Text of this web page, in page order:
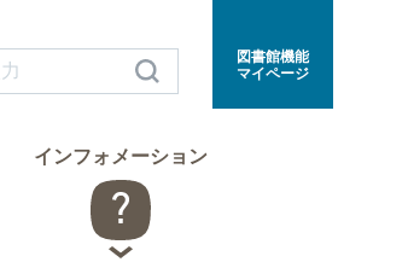
図書館機能
マイページ
インフォメーション